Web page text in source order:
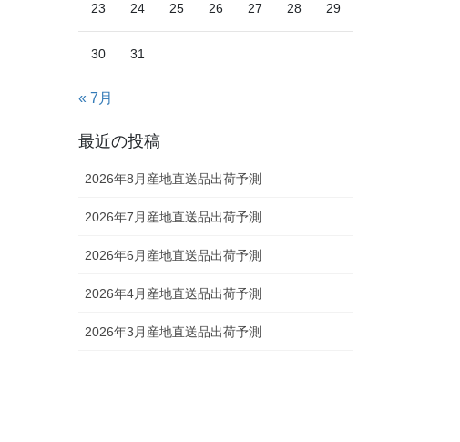
23 24 25 26 27 28 29
30 31
« 7月
最近の投稿
2026年8月産地直送品出荷予測
2026年7月産地直送品出荷予測
2026年6月産地直送品出荷予測
2026年4月産地直送品出荷予測
2026年3月産地直送品出荷予測